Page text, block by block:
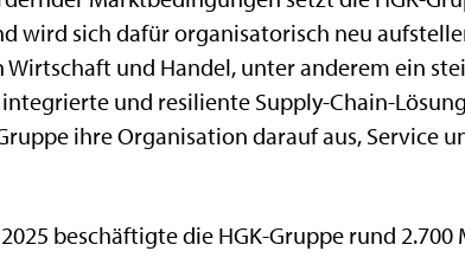
wird sich dafür organisatorisch neu
und Handel, unter anderem ein
und resiliente Supply-Chain-
ihre Organisation darauf aus, Service
beschäftigte die HGK-Gruppe rund